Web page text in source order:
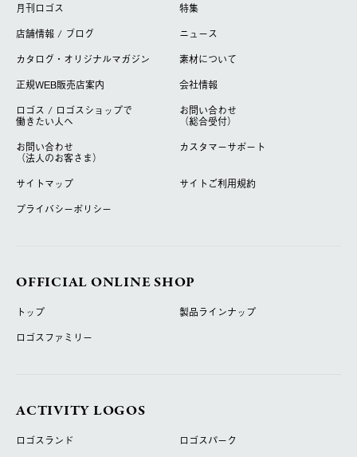
月刊ロゴス
特集
店舗情報 / ブログ
ニュース
カタログ・オリジナルマガジン
素材について
正規WEB販売店案内
会社情報
ロゴス / ロゴスショップで
働きたい人へ
お問い合わせ
（総合受付）
お問い合わせ
（法人のお客さま）
カスタマーサポート
サイトマップ
サイトご利用規約
プライバシーポリシー
OFFICIAL ONLINE SHOP
トップ
製品ラインナップ
ロゴスファミリー
ACTIVITY LOGOS
ロゴスランド
ロゴスパーク